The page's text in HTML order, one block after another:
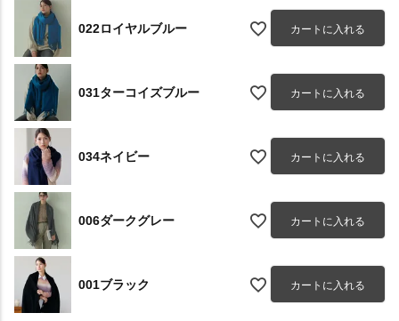
022ロイヤルブルー カートに入れる
031ターコイズブルー カートに入れる
034ネイビー カートに入れる
006ダークグレー カートに入れる
001ブラック カートに入れる